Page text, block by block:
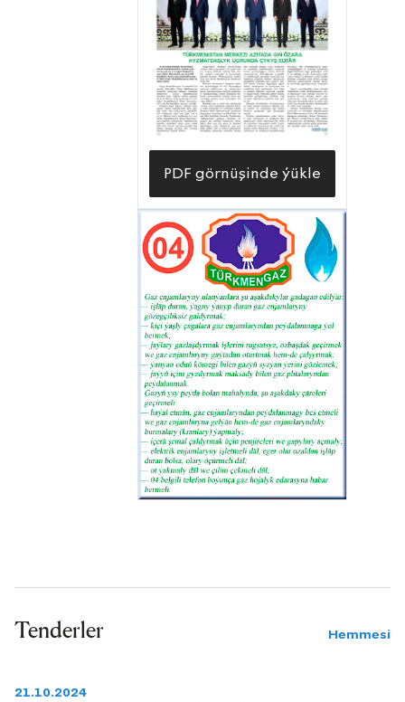
PDF görnüşinde ýükle
Tenderler Hemmesi
21.10.2024